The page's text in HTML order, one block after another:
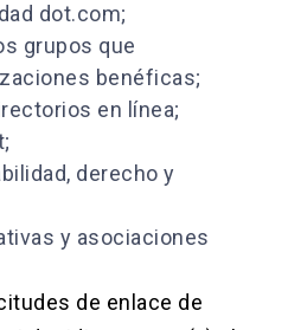
dot.com;
grupos que
benéficas;
en línea;
derecho y
y asociaciones
de enlace de